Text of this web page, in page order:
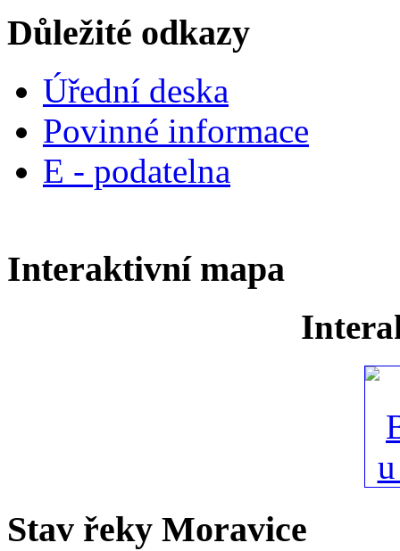
Důležité odkazy
Úřední deska
Povinné informace
E - podatelna
Interaktivní mapa
Stav řeky Moravice